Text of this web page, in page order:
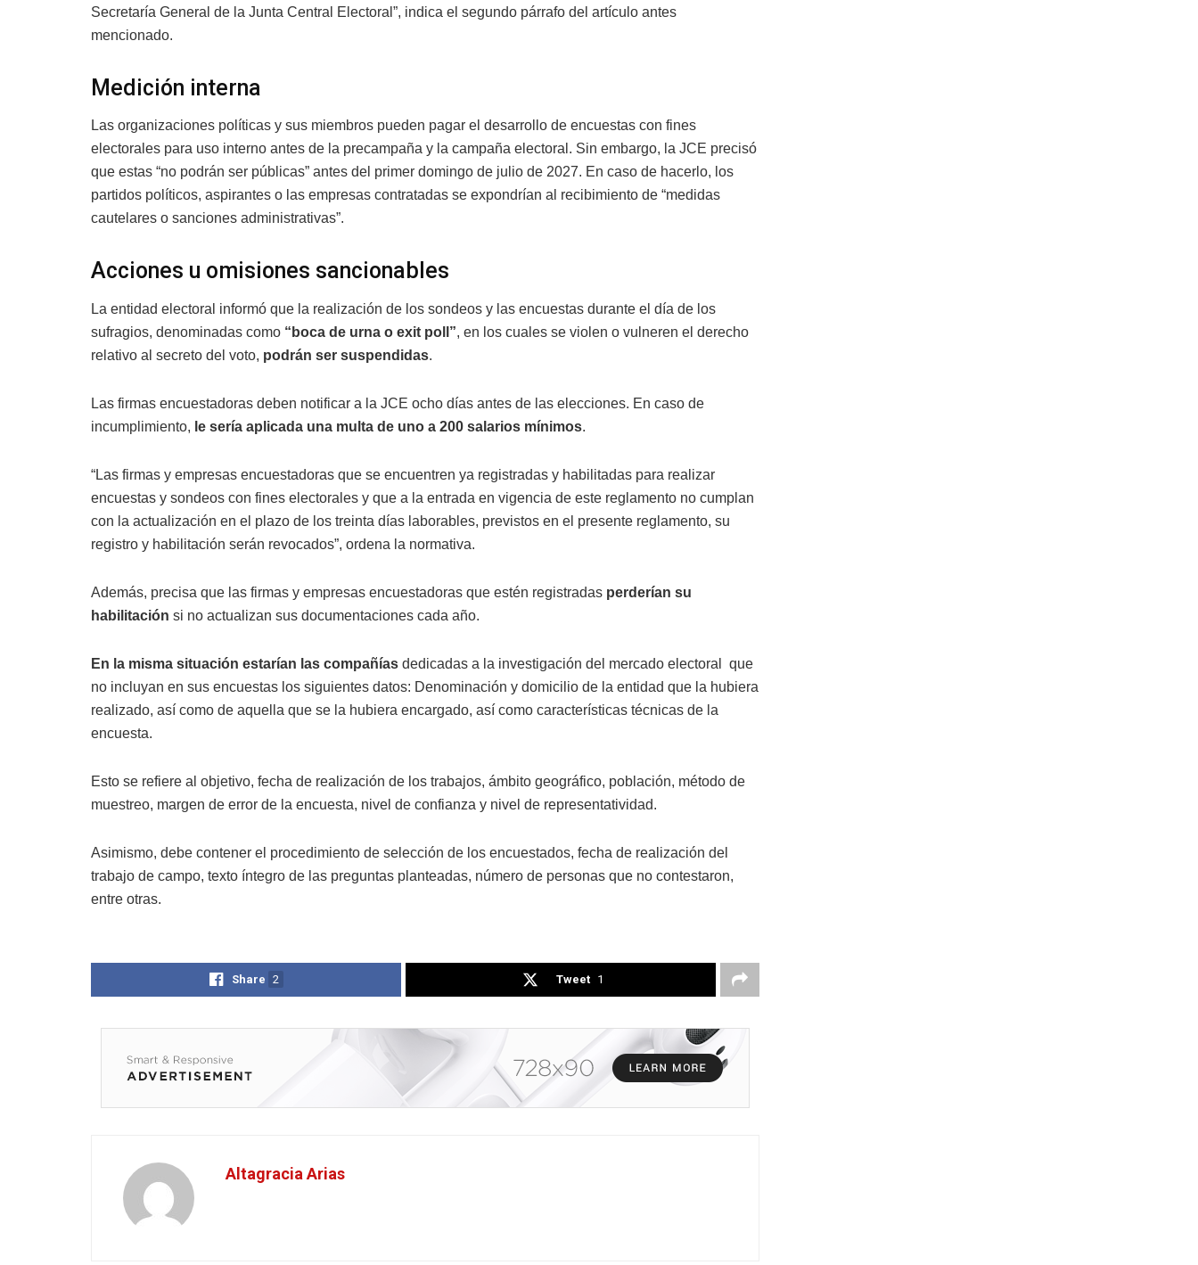
Secretaría General de la Junta Central Electoral”, indica el segundo párrafo del artículo antes
mencionado.
Medición interna
Las organizaciones políticas y sus miembros pueden pagar el desarrollo de encuestas con fines
electorales para uso interno antes de la precampaña y la campaña electoral. Sin embargo, la JCE precisó
que estas “no podrán ser públicas” antes del primer domingo de julio de 2027. En caso de hacerlo, los
partidos políticos, aspirantes o las empresas contratadas se expondrían al recibimiento de “medidas
cautelares o sanciones administrativas”.
Acciones u omisiones sancionables
La entidad electoral informó que la realización de los sondeos y las encuestas durante el día de los
sufragios, denominadas como “boca de urna o exit poll”, en los cuales se violen o vulneren el derecho
relativo al secreto del voto, podrán ser suspendidas.
Las firmas encuestadoras deben notificar a la JCE ocho días antes de las elecciones. En caso de
incumplimiento, le sería aplicada una multa de uno a 200 salarios mínimos.
“Las firmas y empresas encuestadoras que se encuentren ya registradas y habilitadas para realizar
encuestas y sondeos con fines electorales y que a la entrada en vigencia de este reglamento no cumplan
con la actualización en el plazo de los treinta días laborables, previstos en el presente reglamento, su
registro y habilitación serán revocados”, ordena la normativa.
Además, precisa que las firmas y empresas encuestadoras que estén registradas perderían su
habilitación si no actualizan sus documentaciones cada año.
En la misma situación estarían las compañías dedicadas a la investigación del mercado electoral que
no incluyan en sus encuestas los siguientes datos: Denominación y domicilio de la entidad que la hubiera
realizado, así como de aquella que se la hubiera encargado, así como características técnicas de la
encuesta.
Esto se refiere al objetivo, fecha de realización de los trabajos, ámbito geográfico, población, método de
muestreo, margen de error de la encuesta, nivel de confianza y nivel de representatividad.
Asimismo, debe contener el procedimiento de selección de los encuestados, fecha de realización del
trabajo de campo, texto íntegro de las preguntas planteadas, número de personas que no contestaron,
entre otras.
Share 2 Tweet 1
Altagracia Arias